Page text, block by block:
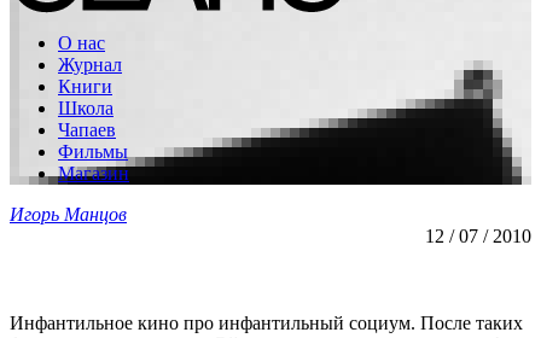
О нас
Журнал
Книги
Школа
Чапаев
Фильмы
Магазин
Игорь Манцов
12 / 07 / 2010
Инфантильное кино про инфантильный социум. После таких